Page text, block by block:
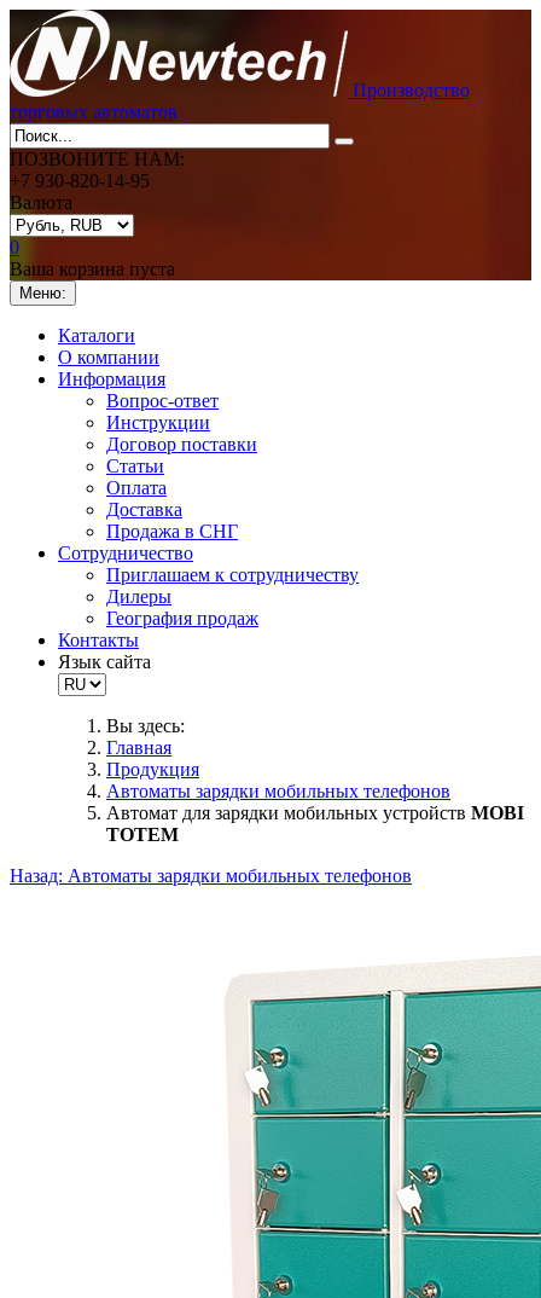
Производство
торговых автоматов
ПОЗВОНИТЕ НАМ:
+7 930-820-14-95
Валюта
0
Ваша корзина пуста
Меню:
Каталоги
О компании
Информация
Вопрос-ответ
Инструкции
Договор поставки
Статьи
Оплата
Доставка
Продажа в СНГ
Сотрудничество
Приглашаем к сотрудничеству
Дилеры
География продаж
Контакты
Язык сайта
Вы здесь:
Главная
Продукция
Автоматы зарядки мобильных телефонов
Автомат для зарядки мобильных устройств MOBI
TOTEM
Назад: Автоматы зарядки мобильных телефонов